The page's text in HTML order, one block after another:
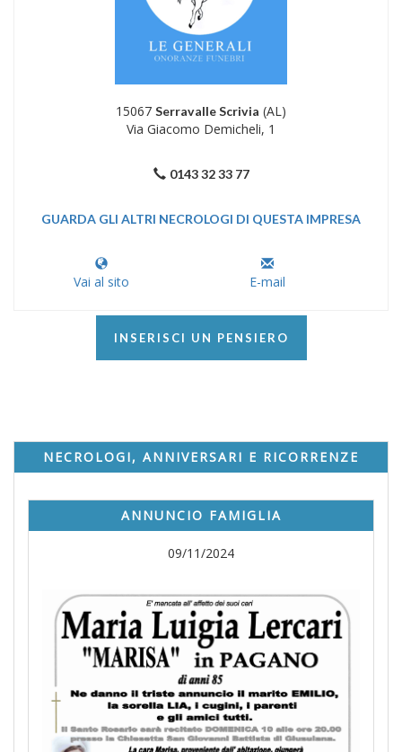
15067 Serravalle Scrivia (AL)
Via Giacomo Demicheli, 1
0143 32 33 77
GUARDA GLI ALTRI NECROLOGI DI QUESTA IMPRESA
Vai al sito E-mail
INSERISCI UN PENSIERO
NECROLOGI, ANNIVERSARI E RICORRENZE
ANNUNCIO FAMIGLIA
09/11/2024